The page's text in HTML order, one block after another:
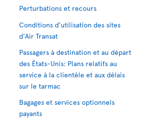
Perturbations et recours
Conditions d’utilisation des sites
d'Air Transat
Passagers à destination et au départ
des États-Unis: Plans relatifs au
service à la clientèle et aux délais
sur le tarmac
Bagages et services optionnels
payants